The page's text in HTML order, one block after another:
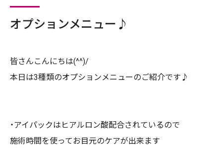
オプションメニュー♪
皆さんこんにちは(^^)/
本日は3種類のオプションメニューのご紹介です♪
・アイパックはヒアルロン酸配合されているので
施術時間を使ってお目元のケアが出来ます